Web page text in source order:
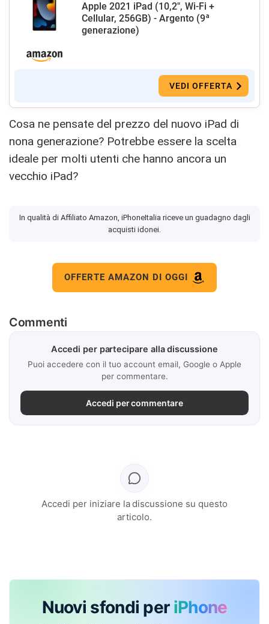
Apple 2021 iPad (10,2", Wi-Fi +
Cellular, 256GB) - Argento (9ª
generazione)
VEDI OFFERTA
Cosa ne pensate del prezzo del nuovo iPad di
nona generazione? Potrebbe essere la scelta
ideale per molti utenti che hanno ancora un
vecchio iPad?
In qualità di Affiliato Amazon, iPhoneItalia riceve un guadagno dagli
acquisti idonei.
OFFERTE AMAZON DI OGGI
Commenti
Accedi per partecipare alla discussione
Puoi accedere con il tuo account email, Google o Apple
per commentare.
Accedi per commentare
Accedi per iniziare la discussione su questo
articolo.
Nuovi sfondi per iPhone